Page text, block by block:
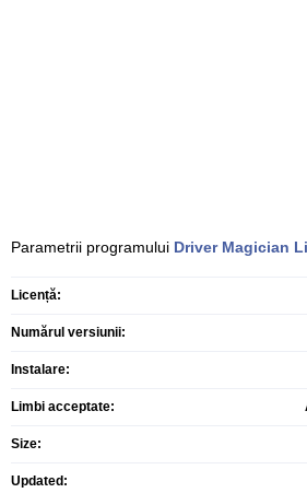
Parametrii programului Driver Magician
Licență:
Numărul versiunii:
Instalare:
Limbi acceptate:
Size:
Updated: